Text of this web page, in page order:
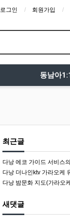
로그인 회원가입
동남아
최근글
다낭 에코 가이드 서비스의 숨겨진 시스템과 다채
다낭 더나인ktv 가라오케 유흥주점의 정
다낭 밤문화 지도(가라오케,마사지,에코걸,토킹바,클럽)
새댓글